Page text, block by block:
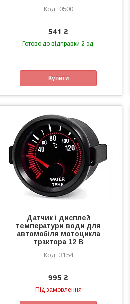
0500
541 ₴
Готово до відправки 2 од.
Купити
Датчик і дисплей
температури води для
автомобіля мотоцикла
трактора 12 В
3154
995 ₴
Під замовлення